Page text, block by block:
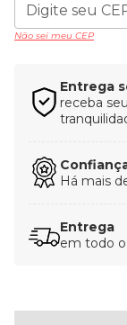
Não sei meu CEP
Entrega
receba
Há mais
Entrega
em todo o